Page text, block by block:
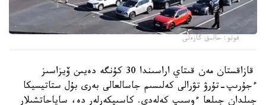
فوتو: حالىق گازەتى
قازاقستان مەن قىتاي اراسىندا 30 كۇنگە دەيىن ۆيزاسىز
ءجۇرىپ-تۇرۋ تۋرالى كەلىسىم جاسالعالى بەرى بۇل ستاتيسيكا
جىلدان جىلعا ءوسىپ كەلەدى. كاسىپكەرلەر دە، ساياحاتشىلار